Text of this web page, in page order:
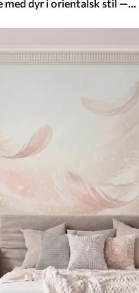
Kejserlig have med dyr i orientalsk stil — abe, leopard, tiger, påfugl og hejre